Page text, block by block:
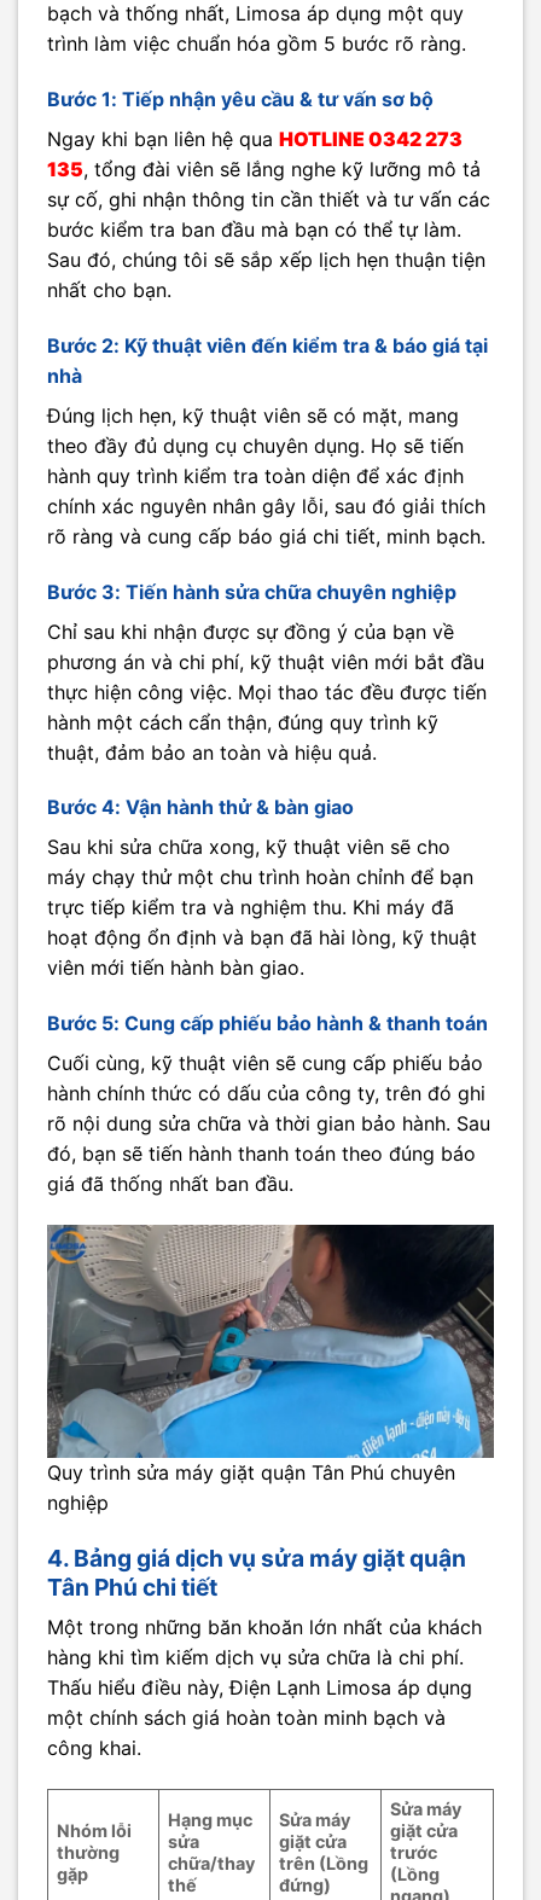
bạch và thống nhất, Limosa áp dụng một quy
trình làm việc chuẩn hóa gồm 5 bước rõ ràng.
Bước 1: Tiếp nhận yêu cầu & tư vấn sơ bộ
Ngay khi bạn liên hệ qua HOTLINE 0342 273
135, tổng đài viên sẽ lắng nghe kỹ lưỡng mô tả
sự cố, ghi nhận thông tin cần thiết và tư vấn các
bước kiểm tra ban đầu mà bạn có thể tự làm.
Sau đó, chúng tôi sẽ sắp xếp lịch hẹn thuận tiện
nhất cho bạn.
Bước 2: Kỹ thuật viên đến kiểm tra & báo giá tại
nhà
Đúng lịch hẹn, kỹ thuật viên sẽ có mặt, mang
theo đầy đủ dụng cụ chuyên dụng. Họ sẽ tiến
hành quy trình kiểm tra toàn diện để xác định
chính xác nguyên nhân gây lỗi, sau đó giải thích
rõ ràng và cung cấp báo giá chi tiết, minh bạch.
Bước 3: Tiến hành sửa chữa chuyên nghiệp
Chỉ sau khi nhận được sự đồng ý của bạn về
phương án và chi phí, kỹ thuật viên mới bắt đầu
thực hiện công việc. Mọi thao tác đều được tiến
hành một cách cẩn thận, đúng quy trình kỹ
thuật, đảm bảo an toàn và hiệu quả.
Bước 4: Vận hành thử & bàn giao
Sau khi sửa chữa xong, kỹ thuật viên sẽ cho
máy chạy thử một chu trình hoàn chỉnh để bạn
trực tiếp kiểm tra và nghiệm thu. Khi máy đã
hoạt động ổn định và bạn đã hài lòng, kỹ thuật
viên mới tiến hành bàn giao.
Bước 5: Cung cấp phiếu bảo hành & thanh toán
Cuối cùng, kỹ thuật viên sẽ cung cấp phiếu bảo
hành chính thức có dấu của công ty, trên đó ghi
rõ nội dung sửa chữa và thời gian bảo hành. Sau
đó, bạn sẽ tiến hành thanh toán theo đúng báo
giá đã thống nhất ban đầu.
Quy trình sửa máy giặt quận Tân Phú chuyên
nghiệp
4. Bảng giá dịch vụ sửa máy giặt quận
Tân Phú chi tiết
Một trong những băn khoăn lớn nhất của khách
hàng khi tìm kiếm dịch vụ sửa chữa là chi phí.
Thấu hiểu điều này, Điện Lạnh Limosa áp dụng
một chính sách giá hoàn toàn minh bạch và
công khai.
Nhóm lỗi
thường
gặp
Hạng mục
sửa
chữa/thay
thế
Sửa máy
giặt cửa
trên (Lồng
đứng)
Sửa máy
giặt cửa
trước
(Lồng
ngang)